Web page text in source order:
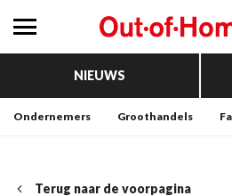
NIEUWS
Ondernemers Groothandels
Terug naar de voorpagina